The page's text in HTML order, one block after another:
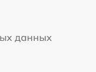
данных